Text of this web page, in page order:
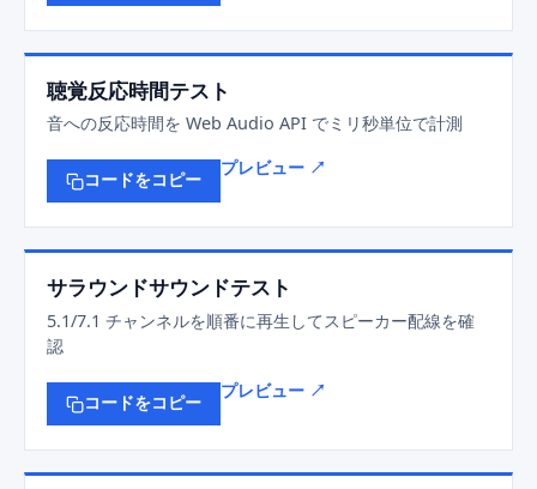
聴覚反応時間テスト
音への反応時間を Web Audio API でミリ秒単位で計測
コードをコピー
プレビュー ↗
サラウンドサウンドテスト
5.1/7.1 チャンネルを順番に再生してスピーカー配線を確
認
コードをコピー
プレビュー ↗